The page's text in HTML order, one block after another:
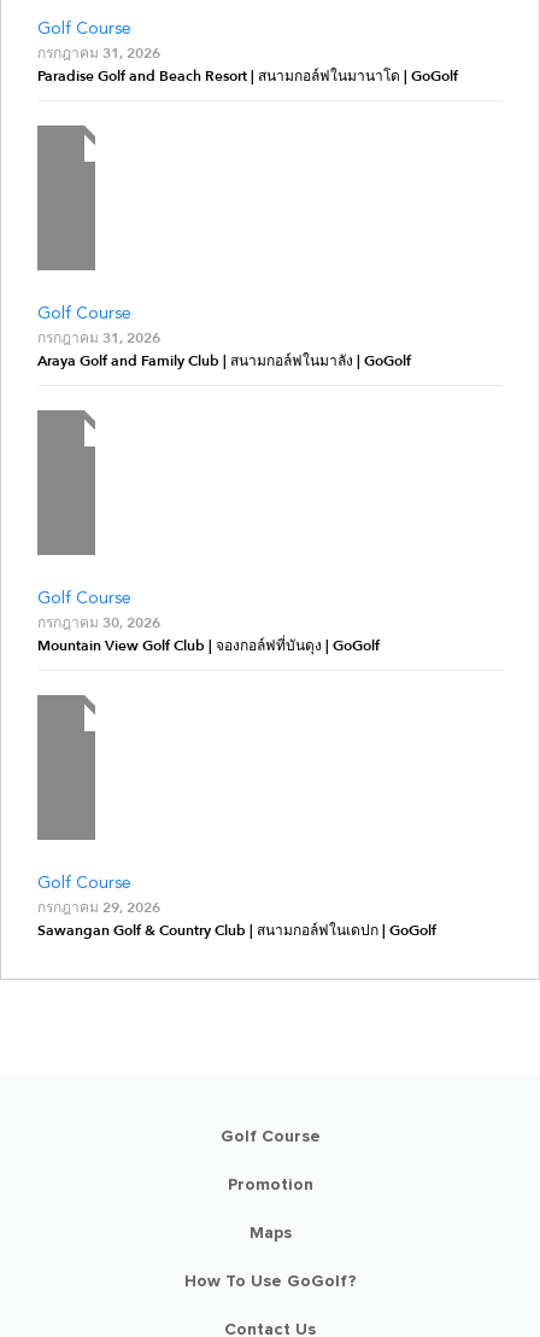
Golf Course
กรกฎาคม 31, 2026
Paradise Golf and Beach Resort | สนามกอล์ฟในมานาโด | GoGolf
Golf Course
กรกฎาคม 31, 2026
Araya Golf and Family Club | สนามกอล์ฟในมาลัง | GoGolf
Golf Course
กรกฎาคม 30, 2026
Mountain View Golf Club | จองกอล์ฟที่บันดุง | GoGolf
Golf Course
กรกฎาคม 29, 2026
Sawangan Golf & Country Club | สนามกอล์ฟในเดปก | GoGolf
Golf Course
Promotion
Maps
How To Use GoGolf?
Contact Us